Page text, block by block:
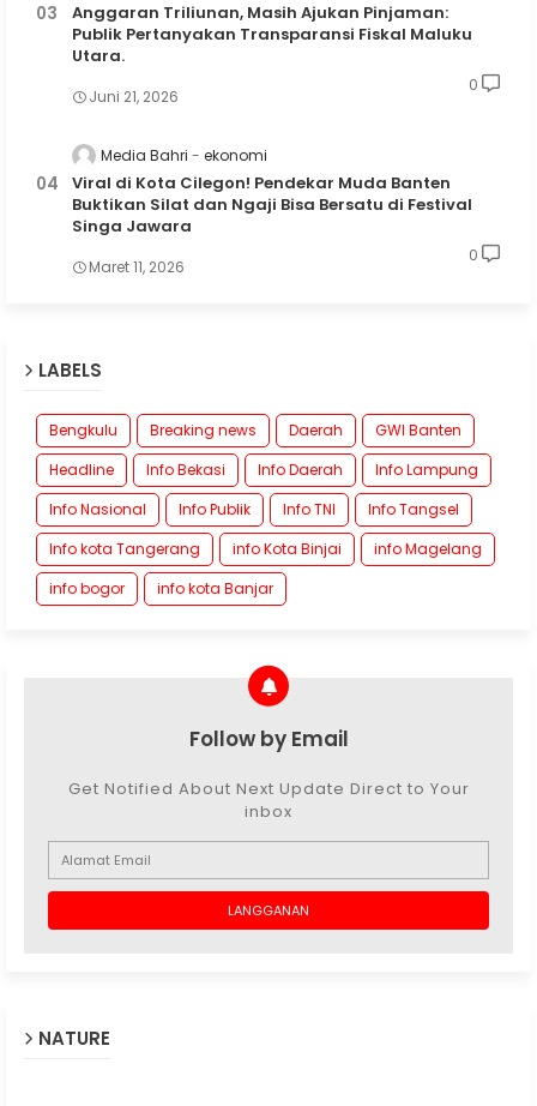
Anggaran Triliunan, Masih Ajukan Pinjaman:
Publik Pertanyakan Transparansi Fiskal Maluku
Utara.
Juni 21, 2026
0
Media Bahri ekonomi
Viral di Kota Cilegon! Pendekar Muda Banten
Buktikan Silat dan Ngaji Bisa Bersatu di Festival
Singa Jawara
Maret 11, 2026
0
LABELS
Bengkulu Breaking news Daerah
GWI Banten
Headline
Info Bekasi Info Daerah
Info Lampung
Info Nasional
Info Publik Info TNI
Info Tangsel
Info kota Tangerang
info Kota Binjai
info Magelang
info bogor
info kota Banjar
Follow by Email
Get Notified About Next Update Direct to Your
inbox
NATURE